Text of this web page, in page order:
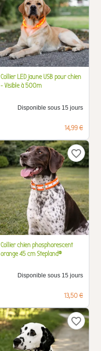
Collier LED jaune USB pour chien
- Visible à 500m
Disponible sous 15 jours
Prix
14,99 €
favorite_border
Collier chien phosphorescent
orange 45 cm Stepland®
Disponible sous 15 jours
Prix
13,50 €
favorite_border